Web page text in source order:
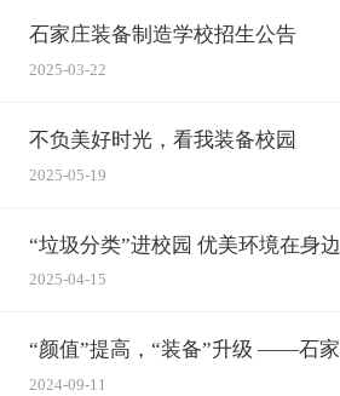
石家庄装备制造学校招生公告
2025-03-22
不负美好时光，看我装备校园
2025-05-19
“垃圾分类”进校园 优美环境在身边
2025-04-15
2024-09-11